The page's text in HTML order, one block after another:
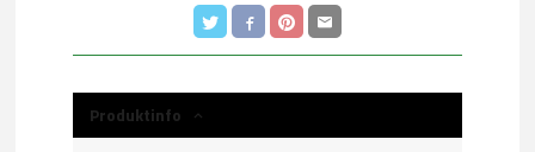
Produktinfo